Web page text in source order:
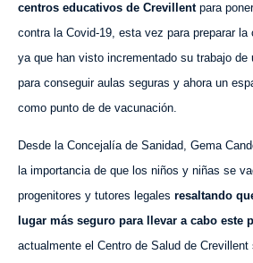
centros educativos de Crevillent para
contra la Covid-19, esta vez para preparar la
ya que han visto incrementado su trabajo de
para conseguir aulas seguras y ahora un
como punto de de vacunación.
Desde la Concejalía de Sanidad, Gema
la importancia de que los niños y niñas se
progenitores y tutores legales resaltando
lugar más seguro para llevar a cabo este
actualmente el Centro de Salud de Crevillent